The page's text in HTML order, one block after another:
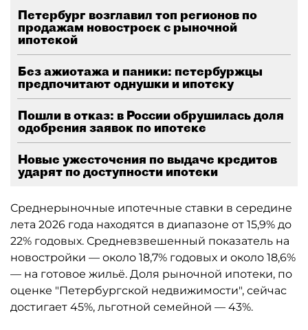
Петербург возглавил топ регионов по
продажам новостроек с рыночной
ипотекой
Без ажиотажа и паники: петербуржцы
предпочитают однушки и ипотеку
Пошли в отказ: в России обрушилась доля
одобрения заявок по ипотеке
Новые ужесточения по выдаче кредитов
ударят по доступности ипотеки
Среднерыночные ипотечные ставки в середине
лета 2026 года находятся в диапазоне от 15,9% до
22% годовых. Средневзвешенный показатель на
новостройки — около 18,7% годовых и около 18,6%
— на готовое жильё. Доля рыночной ипотеки, по
оценке "Петербургской недвижимости", сейчас
достигает 45%, льготной семейной — 43%.